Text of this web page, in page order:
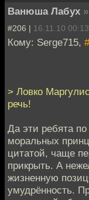
Ванюша Лабух »
#206 | 16.11.10 00:13
Кому: Serge715,
> Ловко
речь!
Да эти ребята
моральных
цитатой, чаще
прикрыть. А
жизненную
умудрённость.